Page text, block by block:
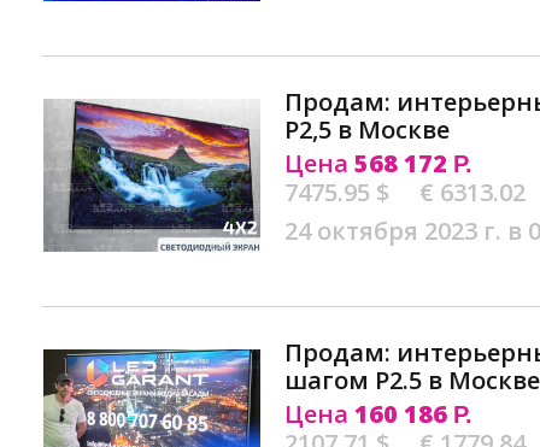
Продам:
P2,5 в Москве
Цена 568 172 Р.
7475.95 $
€ 6313.02
24 октября 2023 г. в
Продам:
шагом P2.5 в Москве
Цена 160 186 Р.